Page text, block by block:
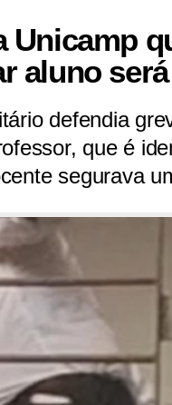
Unicamp
aluno
defendia
que é
segurava